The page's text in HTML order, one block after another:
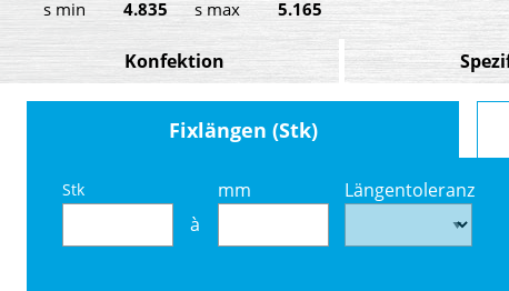
s min
4.835 s max 5.165
Konfektion
Fixlängen (Stk)
Stk
à
mm Längentoleranz